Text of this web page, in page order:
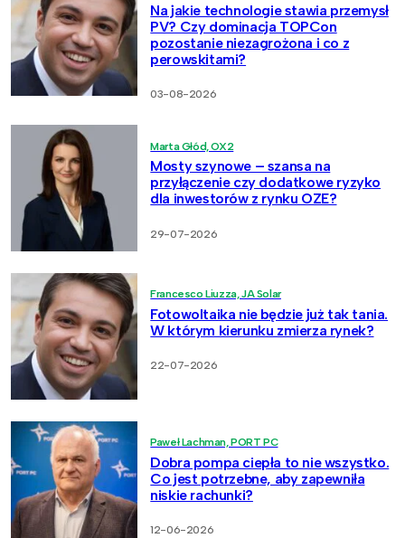
Na jakie technologie stawia przemysł
PV? Czy dominacja TOPCon
pozostanie niezagrożona i co z
perowskitami?
03-08-2026
Marta Głód, OX2
Mosty szynowe – szansa na
przyłączenie czy dodatkowe ryzyko
dla inwestorów z rynku OZE?
29-07-2026
Francesco Liuzza, JA Solar
Fotowoltaika nie będzie już tak tania.
W którym kierunku zmierza rynek?
22-07-2026
Paweł Lachman, PORT PC
Dobra pompa ciepła to nie wszystko.
Co jest potrzebne, aby zapewniła
niskie rachunki?
12-06-2026